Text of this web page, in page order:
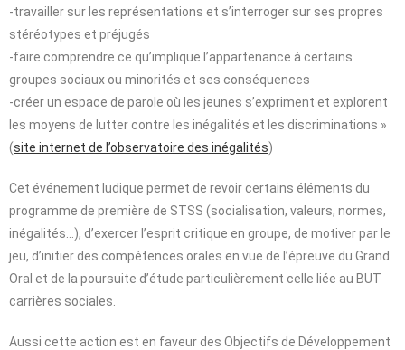
-travailler sur les représentations et s’interroger sur ses propres
stéréotypes et préjugés
-faire comprendre ce qu’implique l’appartenance à certains
groupes sociaux ou minorités et ses conséquences
-créer un espace de parole où les jeunes s’expriment et explorent
les moyens de lutter contre les inégalités et les discriminations »
(site internet de l’observatoire des inégalités)
Cet événement ludique permet de revoir certains éléments du
programme de première de STSS (socialisation, valeurs, normes,
inégalités…), d’exercer l’esprit critique en groupe, de motiver par le
jeu, d’initier des compétences orales en vue de l’épreuve du Grand
Oral et de la poursuite d’étude particulièrement celle liée au BUT
carrières sociales.
Aussi cette action est en faveur des Objectifs de Développement